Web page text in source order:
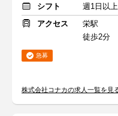
シフト
週1日以
アクセス
栄駅
徒歩2分
急募
株式会社コナカの求人一覧を見